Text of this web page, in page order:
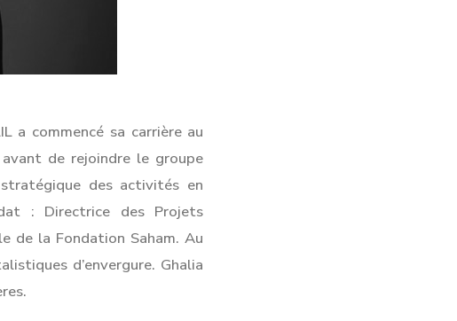
a commencé sa carrière au
de rejoindre le groupe
des activités en
: Directrice des Projets
de la Fondation Saham. Au
d’envergure. Ghalia